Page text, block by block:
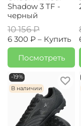
Shadow 3 TF -
черный
10 156 ₽
6 300 ₽ – Купить
Посмотреть
-19%
В наличии